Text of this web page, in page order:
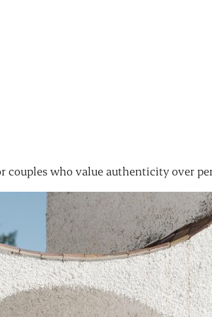
who value authenticity over